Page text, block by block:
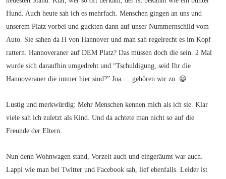
Hund. Auch heute sah ich es mehrfach. Menschen gingen an uns und
unserem Platz vorbei und guckten dann auf unser Nummernschild vom
Auto. Sie sahen da H von Hannover und man sah regelrecht es im Kopf
rattern. Hannoveraner auf DEM Platz? Das müssen doch die sein. 2 Mal
wurde sich daraufhin umgedreht und “Tschuldigung, seid Ihr die
Hannoveraner die immer hier sind?” Joa…. gehören wir zu. 😀
Lustig und merkwürdig: Mehr Menschen kennen mich als ich sie. Klar
viele sah ich zuletzt als Kind. Und da achtete man nicht so auf die
Freunde der Eltern.
Nun denn Wohnwagen stand, Vorzelt auch und eingeräumt war auch.
Lappi wie man bei Twitter und Facebook sah, lief ebenfalls. Leider ist